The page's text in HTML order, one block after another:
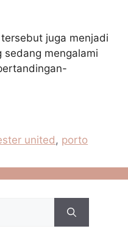
juga menjadi
sedang mengalami
united, porto